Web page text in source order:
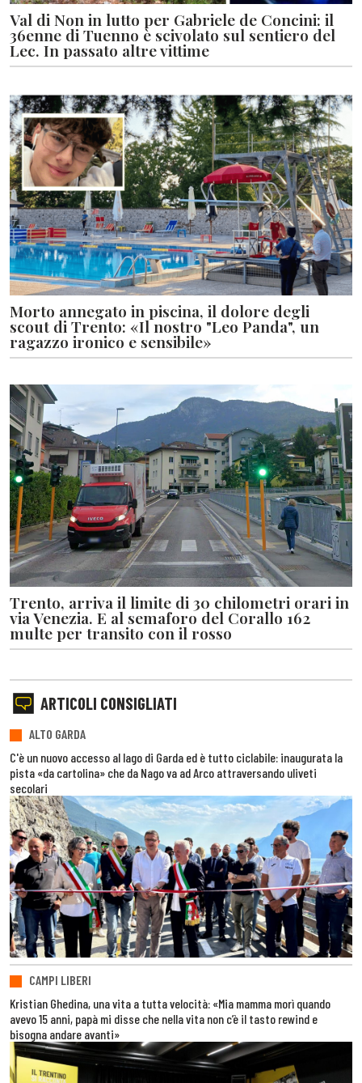
Val di Non in lutto per Gabriele de Concini: il
36enne di Tuenno è scivolato sul sentiero del
Lec. In passato altre vittime
Morto annegato in piscina, il dolore degli
scout di Trento: «Il nostro "Leo Panda", un
ragazzo ironico e sensibile»
Trento, arriva il limite di 30 chilometri orari in
via Venezia. E al semaforo del Corallo 162
multe per transito con il rosso
ARTICOLI CONSIGLIATI
ALTO GARDA
C'è un nuovo accesso al lago di Garda ed è tutto ciclabile: inaugurata la
pista «da cartolina» che da Nago va ad Arco attraversando uliveti
secolari
CAMPI LIBERI
Kristian Ghedina, una vita a tutta velocità: «Mia mamma morì quando
avevo 15 anni, papà mi disse che nella vita non c’è il tasto rewind e
bisogna andare avanti»